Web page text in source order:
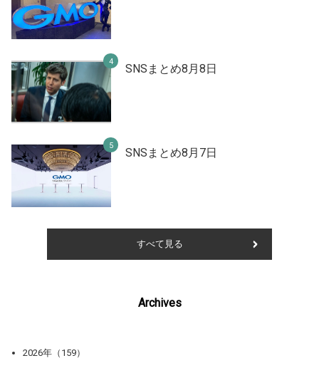
SNSまとめ8月8日
SNSまとめ8月7日
すべて見る
Archives
2026年（159）